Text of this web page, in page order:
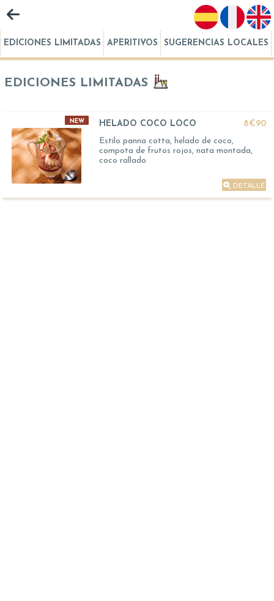
EDICIONES LIMITADAS APERITIVOS SUGERENCIAS LOCALES
EDICIONES LIMITADAS
NEW HELADO COCO LOCO
8€90
Estilo panna cotta, helado de coco,
compota de frutos rojos, nata montada,
coco rallado
DETALLE